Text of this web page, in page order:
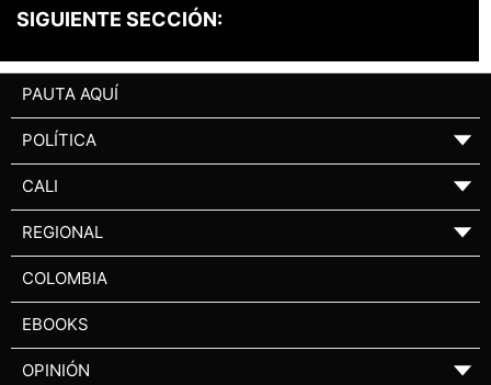
SIGUIENTE SECCIÓN:
PAUTA AQUÍ
POLÍTICA ▼
CALI ▼
REGIONAL ▼
COLOMBIA
EBOOKS
OPINIÓN ▼